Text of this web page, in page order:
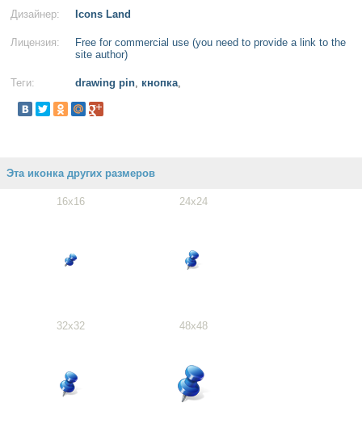
Дизайнер: Icons Land
Лицензия:
Free for commercial use (you need to provide a link to the
site author)
Теги: drawing pin, кнопка,
Эта иконка других размеров
16x16 24x24
32x32 48x48